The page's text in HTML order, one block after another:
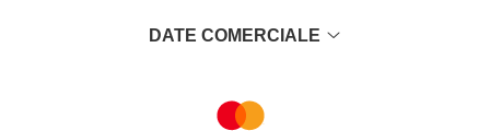
DATE COMERCIALE